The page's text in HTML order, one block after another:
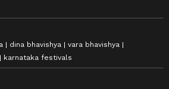
dina bhavishya
vara bhavishya
karnataka festivals